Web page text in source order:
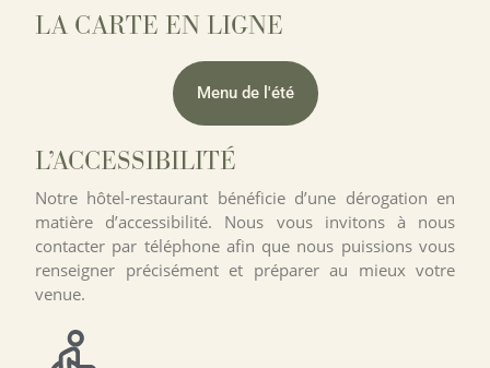
LA CARTE EN LIGNE
Menu de l'été
L’ACCESSIBILITÉ
Notre hôtel-restaurant bénéficie d’une dérogation en
matière d’accessibilité. Nous vous invitons à nous
contacter par téléphone afin que nous puissions vous
renseigner précisément et préparer au mieux votre
venue.